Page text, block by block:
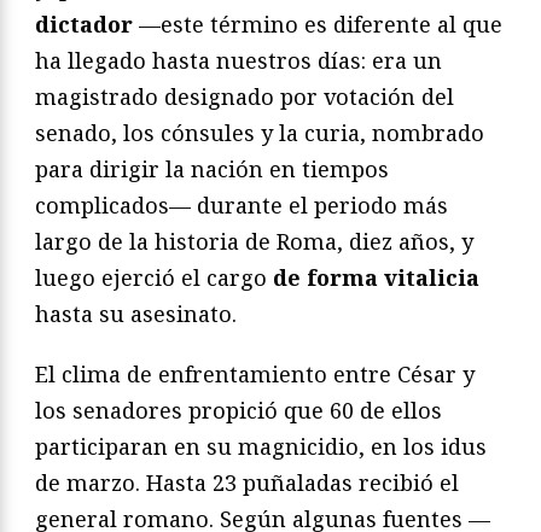
dictador —este término es diferente al que
ha llegado hasta nuestros días: era un
magistrado designado por votación del
senado, los cónsules y la curia, nombrado
para dirigir la nación en tiempos
complicados— durante el periodo más
largo de la historia de Roma, diez años, y
luego ejerció el cargo de forma vitalicia
hasta su asesinato.
El clima de enfrentamiento entre César y
los senadores propició que 60 de ellos
participaran en su magnicidio, en los idus
de marzo. Hasta 23 puñaladas recibió el
general romano. Según algunas fuentes —